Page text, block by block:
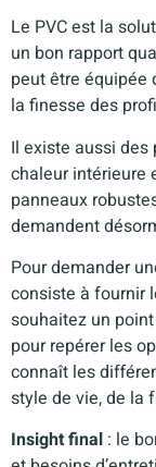
Le PVC est la
un bon rapport
peut être équipée
la finesse des
Il existe aussi des
chaleur intérieure
panneaux
demandent
Pour demander
consiste à fournir
souhaitez un
pour repérer les
connaît les
style de vie, de la
Insight final : le